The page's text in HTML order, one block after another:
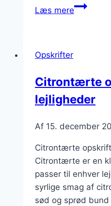
Læs mere
Opskrifter
Citrontærte
lejligheder
Af 15. december
Citrontærte
Citrontærte er en
passer til enhver
syrlige smag af
sød og sprød